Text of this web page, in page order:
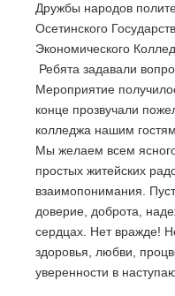
Дружбы народов
Осетинского
Экономического
Ребята задавали
Мероприятие
конце прозвучали
колледжа нашим
Мы желаем всем
простых житейских
взаимопонимания.
доверие, доброта,
сердцах. Нет вражде!
здоровья, любви,
уверенности в